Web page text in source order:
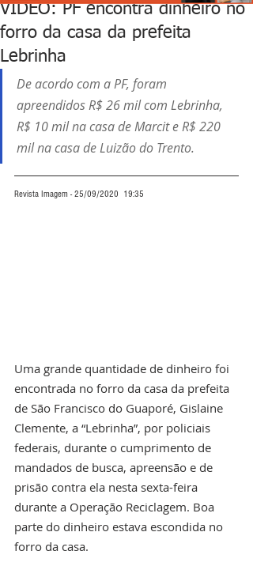
VÍDEO: PF encontra dinheiro no
forro da casa da prefeita
Lebrinha
De acordo com a PF, foram
apreendidos R$ 26 mil com Lebrinha,
R$ 10 mil na casa de Marcit e R$ 220
mil na casa de Luizão do Trento.
Revista Imagem - 25/09/2020  19:35
Uma grande quantidade de dinheiro foi
encontrada no forro da casa da prefeita
de São Francisco do Guaporé, Gislaine
Clemente, a “Lebrinha”, por policiais
federais, durante o cumprimento de
mandados de busca, apreensão e de
prisão contra ela nesta sexta-feira
durante a Operação Reciclagem. Boa
parte do dinheiro estava escondida no
forro da casa.